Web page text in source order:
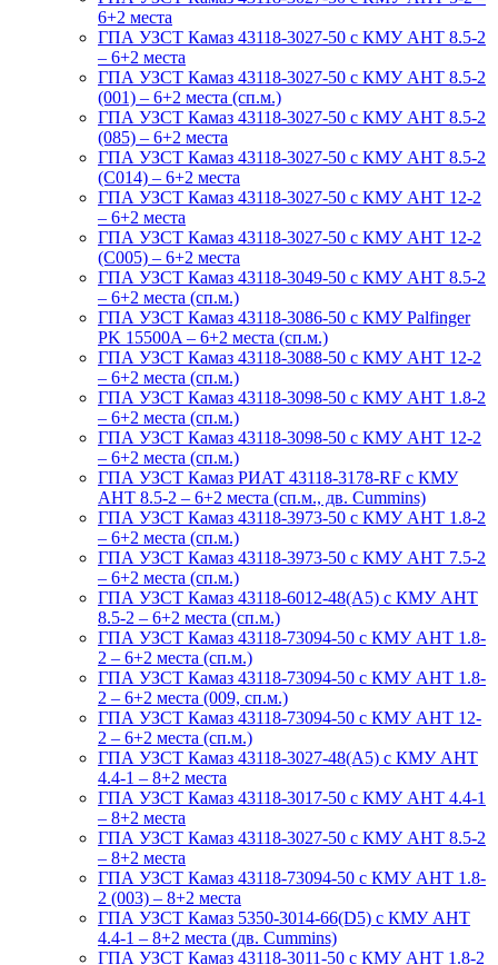
6+2 места
ГПА УЗСТ Камаз 43118-3027-50 с КМУ АНТ 8.5-2
– 6+2 места
ГПА УЗСТ Камаз 43118-3027-50 с КМУ АНТ 8.5-2
(001) – 6+2 места (сп.м.)
ГПА УЗСТ Камаз 43118-3027-50 с КМУ АНТ 8.5-2
(085) – 6+2 места
ГПА УЗСТ Камаз 43118-3027-50 с КМУ АНТ 8.5-2
(С014) – 6+2 места
ГПА УЗСТ Камаз 43118-3027-50 с КМУ АНТ 12-2
– 6+2 места
ГПА УЗСТ Камаз 43118-3027-50 с КМУ АНТ 12-2
(С005) – 6+2 места
ГПА УЗСТ Камаз 43118-3049-50 с КМУ АНТ 8.5-2
– 6+2 места (сп.м.)
ГПА УЗСТ Камаз 43118-3086-50 с КМУ Palfinger
PK 15500A – 6+2 места (сп.м.)
ГПА УЗСТ Камаз 43118-3088-50 с КМУ АНТ 12-2
– 6+2 места (сп.м.)
ГПА УЗСТ Камаз 43118-3098-50 с КМУ АНТ 1.8-2
– 6+2 места (сп.м.)
ГПА УЗСТ Камаз 43118-3098-50 с КМУ АНТ 12-2
– 6+2 места (сп.м.)
ГПА УЗСТ Камаз РИАТ 43118-3178-RF с КМУ
АНТ 8.5-2 – 6+2 места (сп.м., дв. Cummins)
ГПА УЗСТ Камаз 43118-3973-50 с КМУ АНТ 1.8-2
– 6+2 места (сп.м.)
ГПА УЗСТ Камаз 43118-3973-50 с КМУ АНТ 7.5-2
– 6+2 места (сп.м.)
ГПА УЗСТ Камаз 43118-6012-48(А5) с КМУ АНТ
8.5-2 – 6+2 места (сп.м.)
ГПА УЗСТ Камаз 43118-73094-50 с КМУ АНТ 1.8-
2 – 6+2 места (сп.м.)
ГПА УЗСТ Камаз 43118-73094-50 с КМУ АНТ 1.8-
2 – 6+2 места (009, сп.м.)
ГПА УЗСТ Камаз 43118-73094-50 с КМУ АНТ 12-
2 – 6+2 места (сп.м.)
ГПА УЗСТ Камаз 43118-3027-48(A5) с КМУ АНТ
4.4-1 – 8+2 места
ГПА УЗСТ Камаз 43118-3017-50 с КМУ АНТ 4.4-1
– 8+2 места
ГПА УЗСТ Камаз 43118-3027-50 с КМУ АНТ 8.5-2
– 8+2 места
ГПА УЗСТ Камаз 43118-73094-50 с КМУ АНТ 1.8-
2 (003) – 8+2 места
ГПА УЗСТ Камаз 5350-3014-66(D5) с КМУ АНТ
4.4-1 – 8+2 места (дв. Cummins)
ГПА УЗСТ Камаз 43118-3011-50 с КМУ АНТ 1.8-2